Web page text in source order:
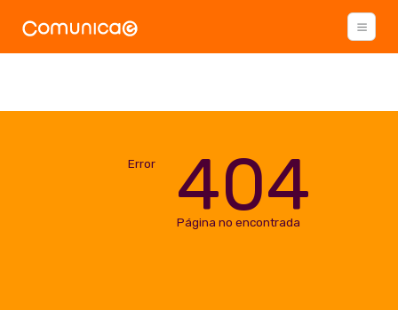
Error 404
Página no encontrada